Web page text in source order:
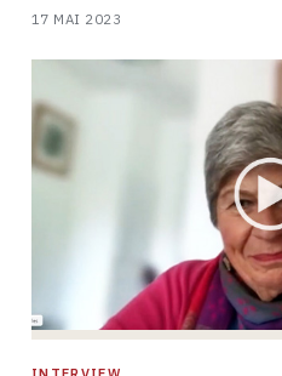
17 MAI 2023